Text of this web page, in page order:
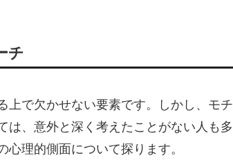
チ
上で欠かせない要素です。しかし、モチ
は、意外と深く考えたことがない人も多
理的側面について探ります。